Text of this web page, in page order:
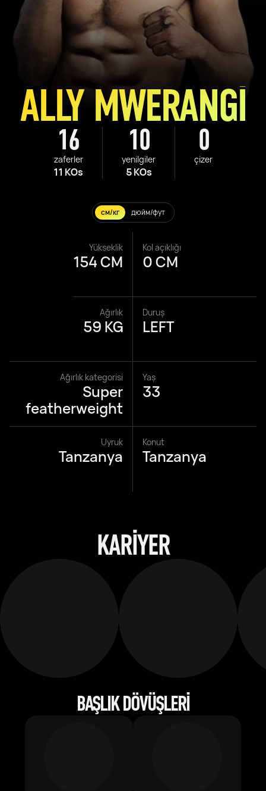
16
zaferler
11 KOs
10
yenilgiler
5 KOs
0
çizer
ALLY MWERANGI
см/кг дюйм/фут
Yükseklik
154 CM
Kol açıklığı
0 CM
Ağırlık
59 KG
Duruş
LEFT
Ağırlık kategorisi
Super
featherweight
Yaş
33
Uyruk
Tanzanya
Konut
Tanzanya
KARIYER
BAŞLIK DÖVÜŞLERI